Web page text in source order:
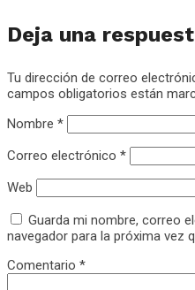
Deja una
Tu dirección de correo
campos obligatorios están
Nombre *
Correo electrónico *
Web
Guarda mi nombre, correo
navegador para la próxima vez
Comentario *